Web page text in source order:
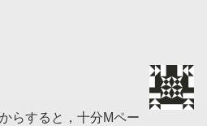
らすると，十分Mペー